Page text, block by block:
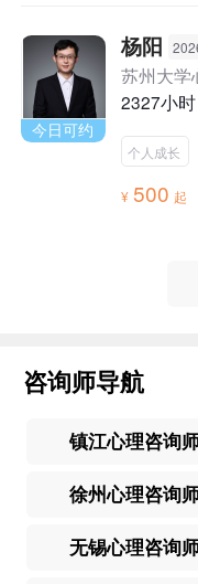
今日可约
杨阳
苏州大学
2327小时
个人成长
¥ 500 起
咨询师导航
镇江心理咨询
徐州心理咨询
无锡心理咨询